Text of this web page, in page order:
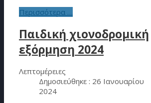
Περισσότερα …
Παιδική χιονοδρομική
εξόρμηση 2024
Λεπτομέρειες
Δημοσιεύθηκε : 26 Ιανουαρίου
2024